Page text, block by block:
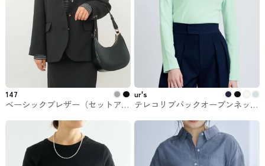
147
ベーシックブレザー（セットアッ
ur's
テレコリブバックオープンネック